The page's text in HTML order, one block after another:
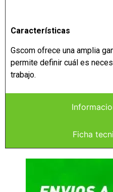
Ficha
Características
Gscom ofrece una amplia
permite definir cuál es
trabajo.